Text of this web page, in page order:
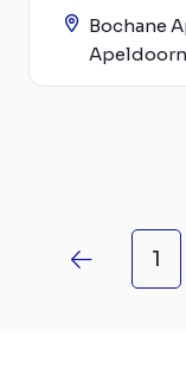
Bochane
Apeldoorn
1